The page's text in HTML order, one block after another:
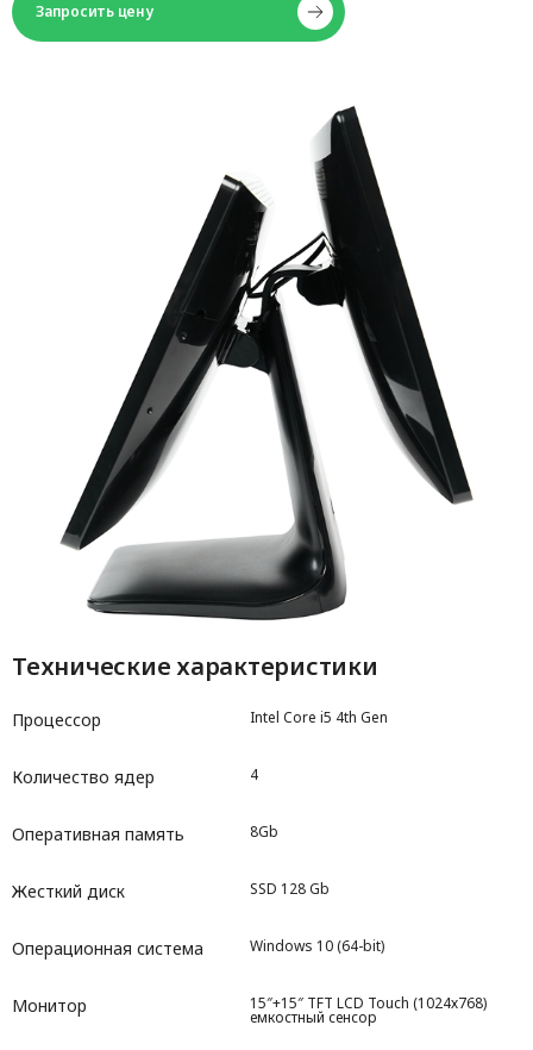
Запросить цену
Технические характеристики
Процессор Intel Core i5 4th Gen
Количество ядер 4
Оперативная память 8Gb
Жесткий диск SSD 128 Gb
Операционная система Windows 10 (64-bit)
Монитор 15″+15″ TFT LCD Touch (1024х768)
емкостный сенсор